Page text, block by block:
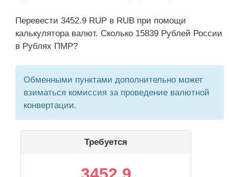
Перевести 3452.9 RUP в RUB при помощи
калькулятора валют. Сколько 15839 Рублей России
в Рублях ПМР?
Обменными пунктами дополнительно может
взиматься комиссия за проведение валютной
конвертации.
Требуется